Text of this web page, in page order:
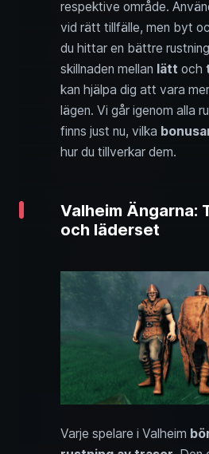
respektive område.
vid rätt tillfälle, men byt
du hittar en bättre
skillnaden mellan lätt och
kan hjälpa dig att vara
lägen. Vi går igenom alla
finns just nu, vilka
hur du tillverkar dem.
Valheim Ängarna:
och läderset
Varje spelare i Valheim